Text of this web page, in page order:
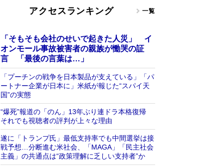
アクセスランキング 一覧
「そもそも会社のせいで起きた人災」 イ
オンモール事故被害者の親族が慟哭の証
言 「最後の言葉は…」
「プーチンの戦争を日本製品が支えている」「パ
ートナー企業が日本に」米紙が報じた“スパイ天
国”の実態
“爆死”報道の「のん」13年ぶり連ドラ本格復帰
それでも視聴者の評判が上々な理由
遂に「トランプ氏」最低支持率でも中間選挙は接
戦予想…分断進む米社会、「MAGA」「民主社会
主義」の共通点は“政策理解に乏しい支持者”か